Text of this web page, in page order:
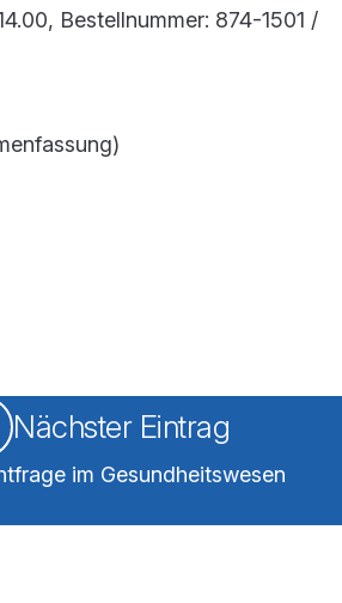
Bestellnummer: 874-1501 /
Nächster Eintrag
im Gesundheitswesen